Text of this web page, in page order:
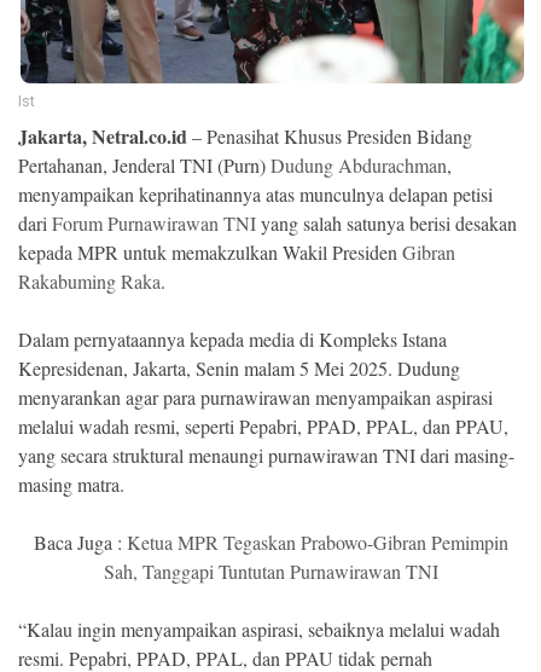
©
NETRAL
All
Reserved
Ist
Jakarta, Netral.co.id– Penasihat Khusus Presiden Bidang
Pertahanan, Jenderal TNI (Purn)Dudung Abdurachman,
menyampaikan keprihatinannya atas munculnya delapan petisi
dari Forum Purnawirawan TNIyang salah satunya berisi desakan
kepada MPR untuk memakzulkan Wakil Presiden Gibran
Rakabuming Raka.
Dalam pernyataannya kepada media di Kompleks Istana
Kepresidenan, Jakarta, Senin malam 5 Mei 2025. Dudung
menyarankan agar para purnawirawan menyampaikan aspirasi
melalui wadah resmi, seperti Pepabri, PPAD, PPAL, dan PPAU,
yang secara struktural menaungi purnawirawan TNI dari masing-
masing matra.
Baca Juga : Ketua MPR Tegaskan Prabowo-Gibran Pemimpin
Sah, Tanggapi Tuntutan Purnawirawan TNI
“Kalau ingin menyampaikan aspirasi, sebaiknya melalui wadah
resmi. Pepabri, PPAD, PPAL, dan PPAU tidak pernah